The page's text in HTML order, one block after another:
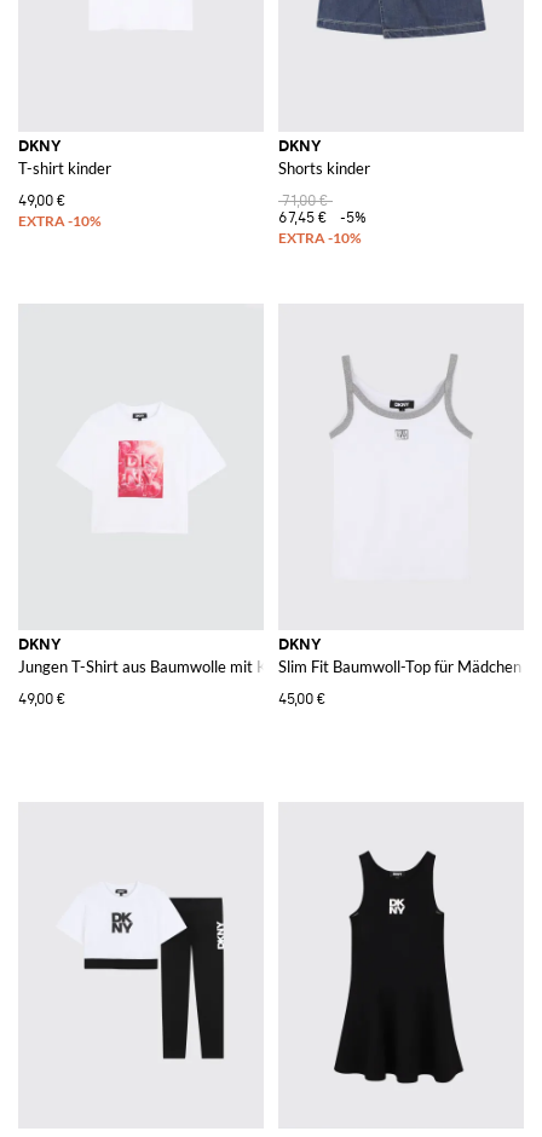
DKNY
T-shirt kinder
49,00 €
DKNY
Shorts kinder
71,00 €
67,45 €
-5%
DKNY
Jungen T-Shirt aus Baumwolle mit Kontrastlogo und Rundhalsausschnitt
49,00 €
DKNY
Slim Fit Baumwoll-Top für Mädchen
45,00 €